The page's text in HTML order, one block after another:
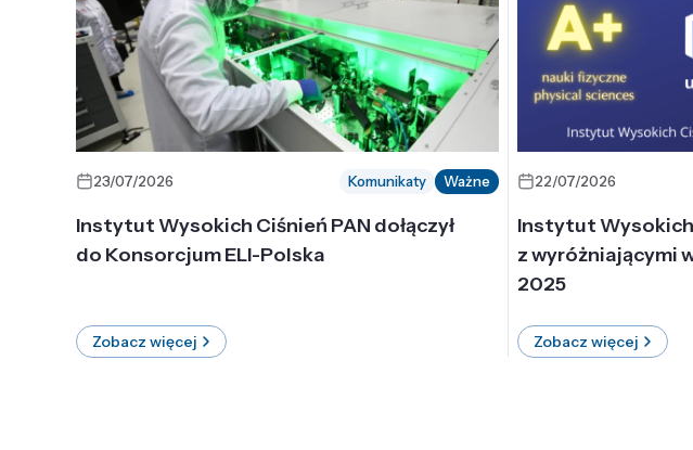
23/07/2026 Komunikaty Ważne
Instytut Wysokich Ciśnień PAN dołączył
do Konsorcjum ELI-Polska
Zobacz więcej
22/07/2026
Instytut Wysokich
z wyróżniającymi
2025
Zobacz więcej